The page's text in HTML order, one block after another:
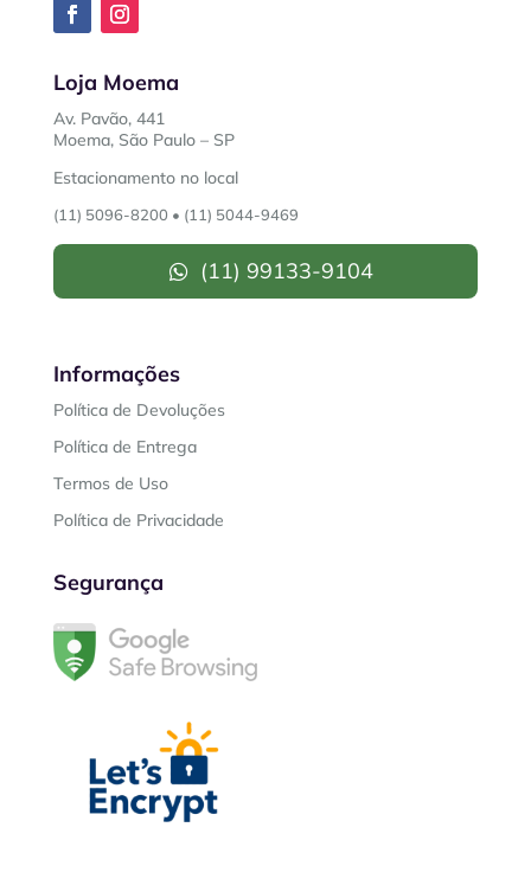
Loja Moema
Av. Pavão, 441
Moema, São Paulo – SP
Estacionamento no local
(11) 5096-8200 • (11) 5044-9469
(11) 99133-9104
Informações
Política de Devoluções
Política de Entrega
Termos de Uso
Política de Privacidade
Segurança